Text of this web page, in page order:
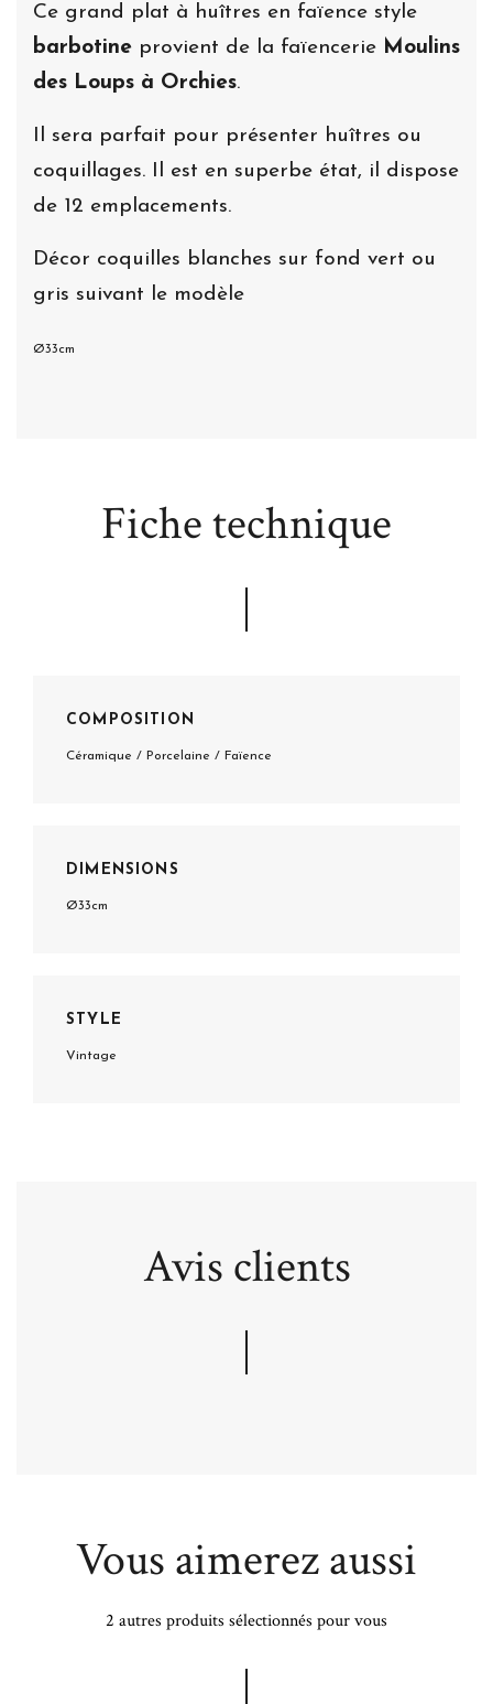
Ce grand plat à huîtres en faïence style
barbotine provient de la faïencerie Moulins
des Loups à Orchies.
Il sera parfait pour présenter huîtres ou
coquillages. Il est en superbe état, il dispose
de 12 emplacements.
Décor coquilles blanches sur fond vert ou
gris suivant le modèle
Ø33cm
Fiche technique
COMPOSITION
Céramique / Porcelaine / Faïence
DIMENSIONS
Ø33cm
STYLE
Vintage
Avis clients
Vous aimerez aussi
2 autres produits sélectionnés pour vous